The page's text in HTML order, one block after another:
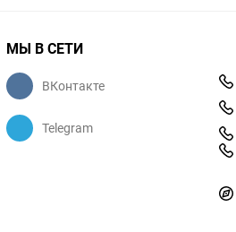
МЫ В СЕТИ
ВКонтакте
Telegram